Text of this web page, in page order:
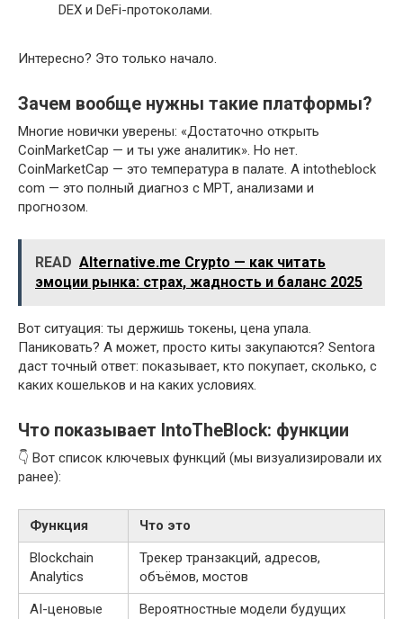
DEX и DeFi-протоколами.
Интересно? Это только начало.
Зачем вообще нужны такие платформы?
Многие новички уверены: «Достаточно открыть
CoinMarketCap — и ты уже аналитик». Но нет.
CoinMarketCap — это температура в палате. А intotheblock
com — это полный диагноз с МРТ, анализами и
прогнозом.
READ Alternative.me Crypto — как читать
эмоции рынка: страх, жадность и баланс 2025
Вот ситуация: ты держишь токены, цена упала.
Паниковать? А может, просто киты закупаются? Sentora
даст точный ответ: показывает, кто покупает, сколько, с
каких кошельков и на каких условиях.
Что показывает IntoTheBlock: функции
👇 Вот список ключевых функций (мы визуализировали их
ранее):
Функция
Что это
Blockchain
Analytics
Трекер транзакций, адресов,
объёмов, мостов
AI-ценовые
Вероятностные модели будущих